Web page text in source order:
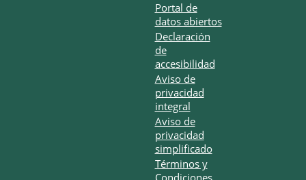
Portal de
datos abiertos
Declaración
de
accesibilidad
Aviso de
privacidad
integral
Aviso de
privacidad
simplificado
Términos y